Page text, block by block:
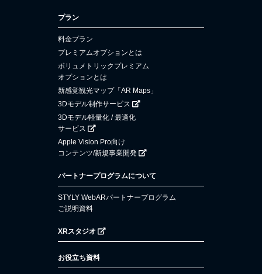
プラン
料金プラン
プレミアムオプションとは
ボリュメトリックプレミアム
オプションとは
新感覚観光マップ「AR Maps」
3Dモデル制作サービス
3Dモデル軽量化 / 最適化
サービス
Apple Vision Pro向け
コンテンツ/新規事業開発
パートナープログラムについて
STYLY WebARパートナープログラム
ご説明資料
XRスタジオ
お役立ち資料